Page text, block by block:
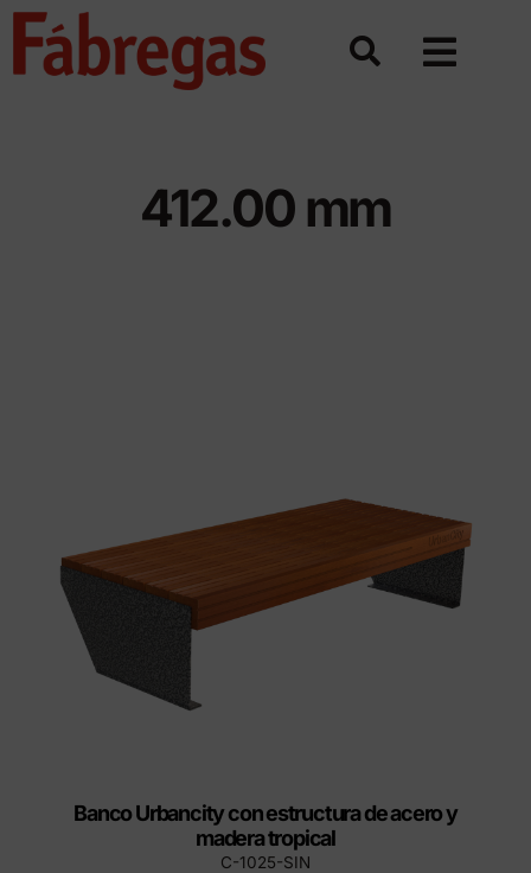
Saltar
412.00 mm
Banco Urbancity con estructura de acero y
madera tropical
C-1025-SIN